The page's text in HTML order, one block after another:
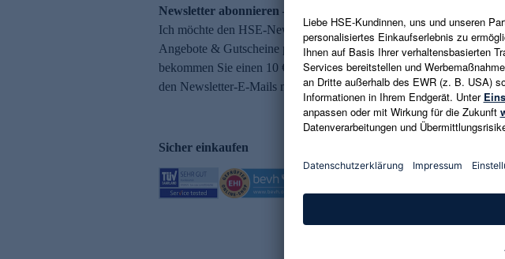
Newsletter abonnieren – 10 € Gutschein erhalten
Ich möchte den HSE-Newsletter abonnieren und aktuelle Trends,
Angebote & Gutscheine per E-Mail erhalten. Als Dankeschön
bekommen Sie einen 10 € Gutschein. Eine Abmeldung ist jederzeit in
den Newsletter-E-Mails möglich.
Sicher einkaufen